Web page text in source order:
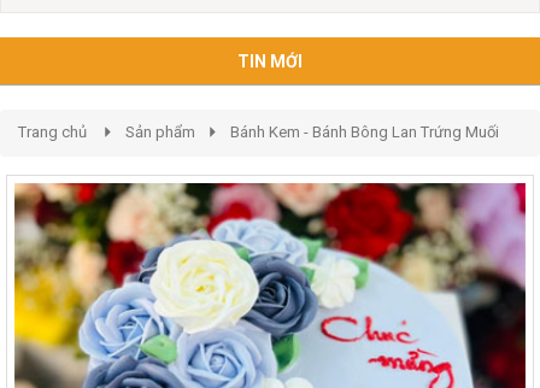
TIN MỚI
Trang chủ Sản phẩm Bánh Kem - Bánh Bông Lan Trứng Muối